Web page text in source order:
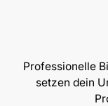
Professionelle
setzen dein